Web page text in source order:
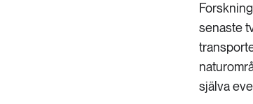
senaste
själva